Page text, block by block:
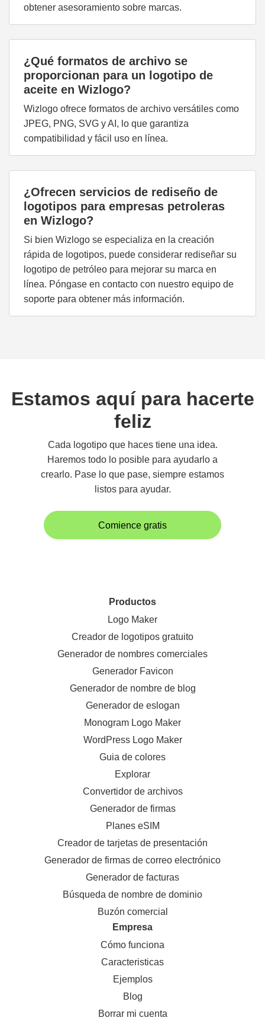
obtener asesoramiento sobre marcas.
¿Qué formatos de archivo se
proporcionan para un logotipo de
aceite en Wizlogo?
Wizlogo ofrece formatos de archivo versátiles como
JPEG, PNG, SVG y AI, lo que garantiza
compatibilidad y fácil uso en línea.
¿Ofrecen servicios de rediseño de
logotipos para empresas petroleras
en Wizlogo?
Si bien Wizlogo se especializa en la creación
rápida de logotipos, puede considerar rediseñar su
logotipo de petróleo para mejorar su marca en
línea. Póngase en contacto con nuestro equipo de
soporte para obtener más información.
Estamos aquí para hacerte
feliz
Cada logotipo que haces tiene una idea.
Haremos todo lo posible para ayudarlo a
crearlo. Pase lo que pase, siempre estamos
listos para ayudar.
Comience gratis
Productos
Logo Maker
Creador de logotipos gratuito
Generador de nombres comerciales
Generador Favicon
Generador de nombre de blog
Generador de eslogan
Monogram Logo Maker
WordPress Logo Maker
Guia de colores
Explorar
Convertidor de archivos
Generador de firmas
Planes eSIM
Creador de tarjetas de presentación
Generador de firmas de correo electrónico
Generador de facturas
Búsqueda de nombre de dominio
Buzón comercial
Empresa
Cómo funciona
Caracteristicas
Ejemplos
Blog
Borrar mi cuenta